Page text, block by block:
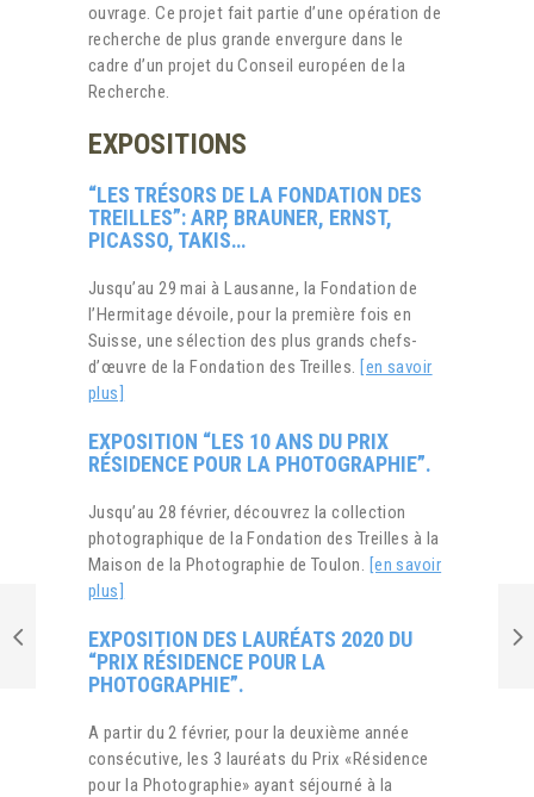
ouvrage. Ce projet fait partie d’une opération de
recherche de plus grande envergure dans le
cadre d’un projet du Conseil européen de la
Recherche.
EXPOSITIONS
“LES TRÉSORS DE LA FONDATION DES
TREILLES”: ARP, BRAUNER, ERNST,
PICASSO, TAKIS…
Jusqu’au 29 mai à Lausanne, la Fondation de
l’Hermitage dévoile, pour la première fois en
Suisse, une sélection des plus grands chefs-
d’œuvre de la Fondation des Treilles. [en savoir
plus]
EXPOSITION “LES 10 ANS DU PRIX
RÉSIDENCE POUR LA PHOTOGRAPHIE”.
Jusqu’au 28 février, découvrez la collection
photographique de la Fondation des Treilles à la
Maison de la Photographie de Toulon. [en savoir
plus]
EXPOSITION DES LAURÉATS 2020 DU
“PRIX RÉSIDENCE POUR LA
PHOTOGRAPHIE”.
A partir du 2 février, pour la deuxième année
consécutive, les 3 lauréats du Prix «Résidence
pour la Photographie» ayant séjourné à la